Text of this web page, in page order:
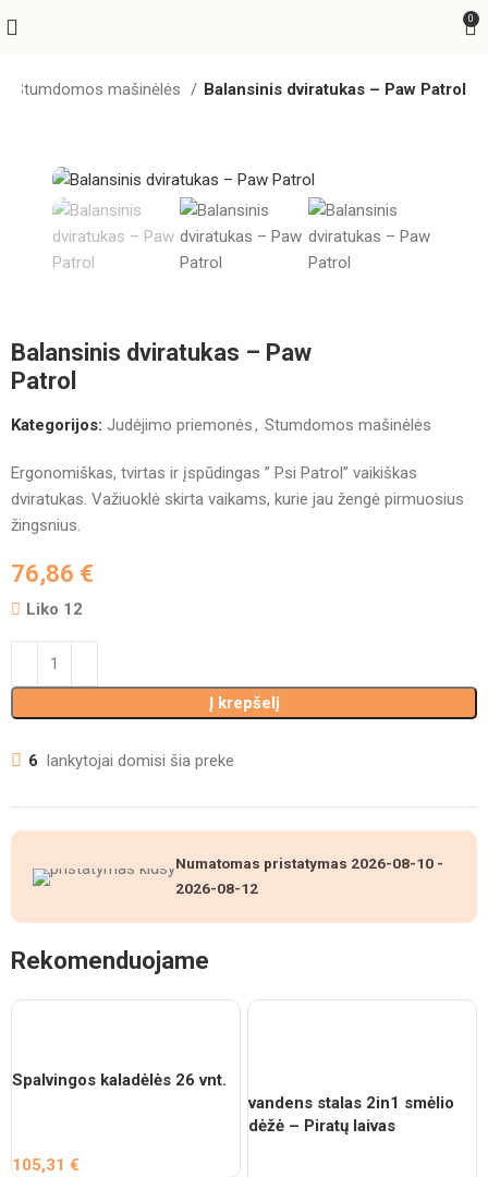
0
Stumdomos mašinėlės Balansinis dviratukas – Paw Patrol
Balansinis dviratukas – Paw
Patrol
Kategorijos: Judėjimo priemonės, Stumdomos mašinėlės
Ergonomiškas, tvirtas ir įspūdingas ” Psi Patrol” vaikiškas
dviratukas. Važiuoklė skirta vaikams, kurie jau žengė pirmuosius
žingsnius.
76,86 €
Liko 12
Į krepšelį
6 lankytojai domisi šia preke
Numatomas pristatymas 2026-08-10 -
2026-08-12
Rekomenduojame
Spalvingos kaladėlės 26 vnt.
105,31€
vandens stalas 2in1 smėlio
dėžė – Piratų laivas